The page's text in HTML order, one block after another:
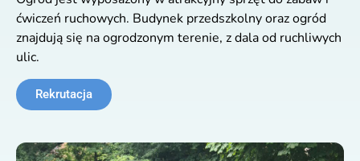
ćwiczeń ruchowych. Budynek przedszkolny oraz ogród
znajdują się na ogrodzonym terenie, z dala od ruchliwych
ulic.
Rekrutacja